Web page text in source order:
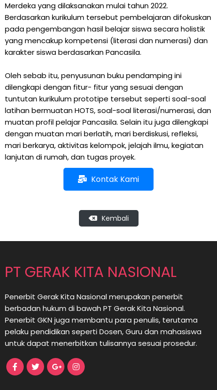
Merdeka yang dilaksanakan mulai tahun 2022.
Berdasarkan kurikulum tersebut pembelajaran difokuskan
pada pengembangan hasil belajar siswa secara holistik
yang mencakup kompetensi (literasi dan numerasi) dan
karakter siswa berdasarkan Pancasila.
Oleh sebab itu, penyusunan buku pendamping ini
dilengkapi dengan fitur- fitur yang sesuai dengan
tuntutan kurikulum prototipe tersebut seperti soal-soal
latihan bermuatan HOTS, soal-soal literasi/numerasi, dan
muatan profil pelajar Pancasila. Selain itu juga dilengkapi
dengan muatan mari berlatih, mari berdiskusi, refleksi,
mari berkarya, aktivitas kelompok, jelajah ilmu, kegiatan
lanjutan di rumah, dan tugas proyek.
Kontak Kami
Kembali
PT GERAK KITA NASIONAL
Penerbit Gerak Kita Nasional merupakan penerbit
berbadan hukum di bawah PT Gerak Kita Nasional.
Penerbit GKN juga membantu para penulis, terutama
pelaku pendidikan seperti Dosen, Guru dan mahasiswa
untuk dapat menerbitkan tulisannya sesuai prosedur.